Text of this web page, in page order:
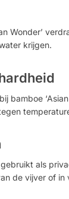
Wonder’
krijgen.
bamboe
als
de vijver of in